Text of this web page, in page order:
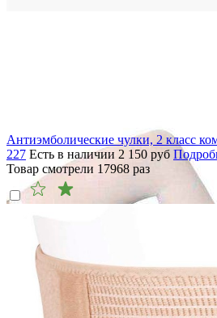
Антиэмболические чулки, 2 класс
227 Есть в наличии 2 150 руб
Товар смотрели 17968 раз